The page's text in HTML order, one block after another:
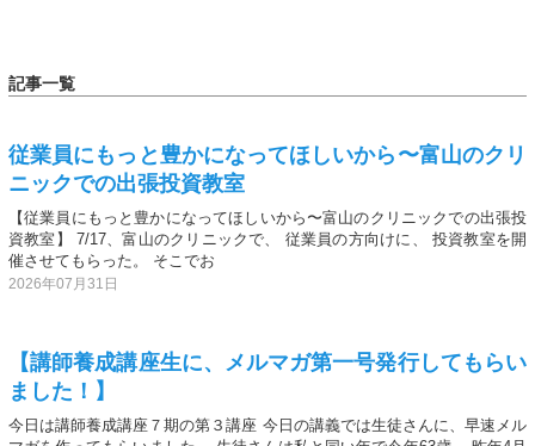
記事一覧
従業員にもっと豊かになってほしいから〜富山のクリ
ニックでの出張投資教室
【従業員にもっと豊かになってほしいから〜富山のクリニックでの出張投
資教室】 7/17、富山のクリニックで、 従業員の方向けに、 投資教室を開
催させてもらった。 そこでお
2026年07月31日
【講師養成講座生に、メルマガ第一号発行してもらい
ました！】
今日は講師養成講座７期の第３講座 今日の講義では生徒さんに、早速メル